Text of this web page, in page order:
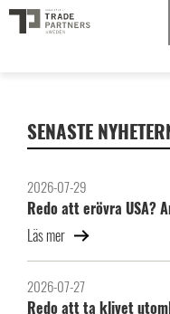
SENASTE
2026-07-29
Redo att erövra USA?
Läs mer
2026-07-27
Redo att ta klivet